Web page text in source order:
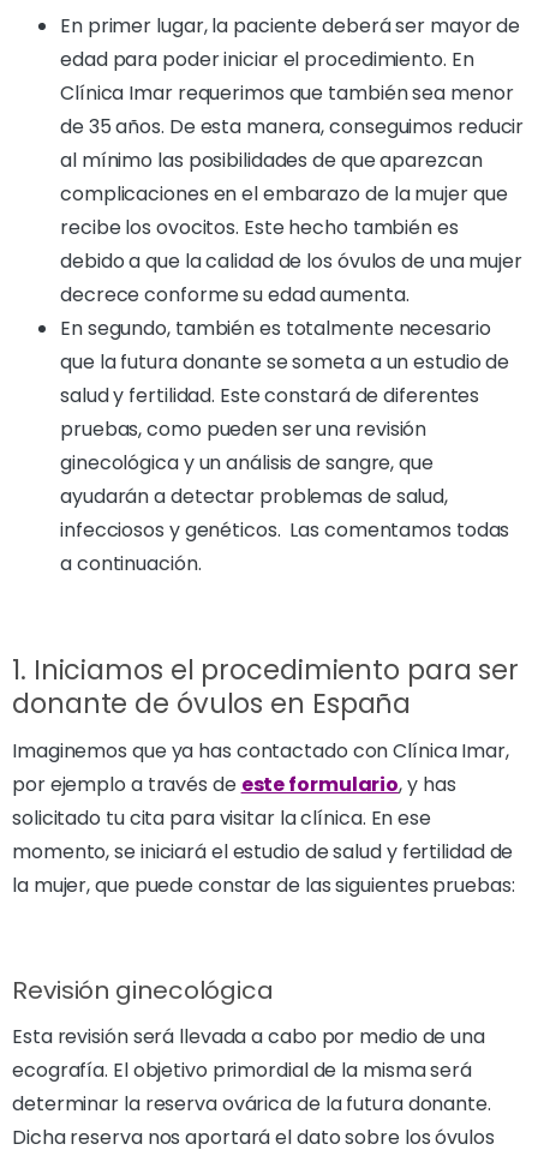
En primer lugar, la paciente deberá ser mayor de
edad para poder iniciar el procedimiento. En
Clínica Imar requerimos que también sea menor
de 35 años. De esta manera, conseguimos reducir
al mínimo las posibilidades de que aparezcan
complicaciones en el embarazo de la mujer que
recibe los ovocitos. Este hecho también es
debido a que la calidad de los óvulos de una mujer
decrece conforme su edad aumenta.
En segundo, también es totalmente necesario
que la futura donante se someta a un estudio de
salud y fertilidad. Este constará de diferentes
pruebas, como pueden ser una revisión
ginecológica y un análisis de sangre, que
ayudarán a detectar problemas de salud,
infecciosos y genéticos. Las comentamos todas
a continuación.
1. Iniciamos el procedimiento para ser
donante de óvulos en España
Imaginemos que ya has contactado con Clínica Imar,
por ejemplo a través de este formulario, y has
solicitado tu cita para visitar la clínica. En ese
momento, se iniciará el estudio de salud y fertilidad de
la mujer, que puede constar de las siguientes pruebas:
Revisión ginecológica
Esta revisión será llevada a cabo por medio de una
ecografía. El objetivo primordial de la misma será
determinar la reserva ovárica de la futura donante.
Dicha reserva nos aportará el dato sobre los óvulos